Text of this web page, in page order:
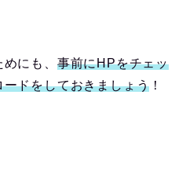
にも、 事前にHPをチェッ
ドをしておきましょう ！